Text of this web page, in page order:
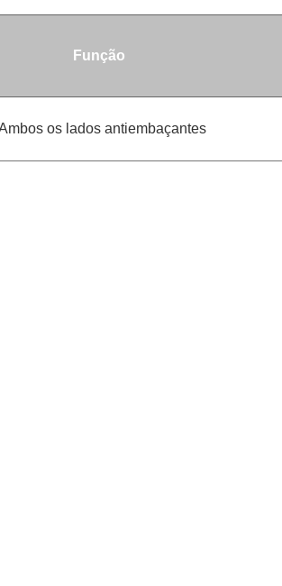
Função
os lados antiembaçantes